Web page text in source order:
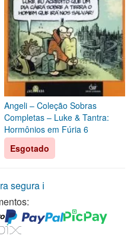
Angeli – Coleção Sobras
Completas – Luke & Tantra:
Hormônios em Fúria 6
Esgotado
segura ℹ️